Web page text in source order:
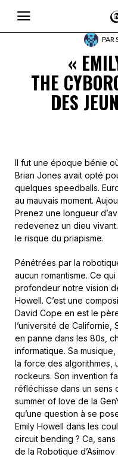
PAR
«
THE
DES
Il fut une époque bénie
Brian Jones avait opté
quelques speedballs.
au mauvais moment.
Prenez une longueur
redevenez un dieu
le risque du priapisme.
Pénétrées par la
aucun romantisme. Ce
profondeur notre vision
Howell. C’est une
David Cope en est le
l’université de Californie,
en panne dans les 80s,
informatique. Sa musique,
la force des algorithmes,
rockeurs. Son invention
réfléchisse dans un sens
summer of love de la
qu’une question à se
Emily Howell dans les
circuit bending ? Ca,
de la Robotique d’Asimov :